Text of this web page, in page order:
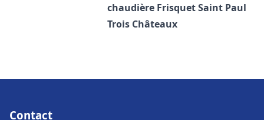
chaudière FrisquetSaint Paul
Trois Châteaux
Contact